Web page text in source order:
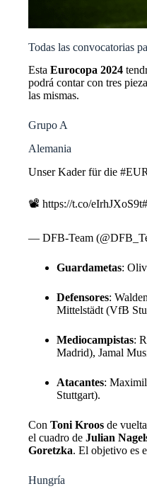
Todas las convocatorias
Esta Eurocopa 2024
podrá contar con tres
las mismas.
Grupo A
Alemania
Unser Kader für die
📽️ https://t.co/eIrhJXoS9t
— DFB-Team
Guardametas:
Defensores:
Mittelstädt (VfB
Mediocampistas:
Madrid), Jamal
Atacantes:
Stuttgart).
Con Toni Kroos de
el cuadro de Julian
Goretzka. El objetivo es
Hungría